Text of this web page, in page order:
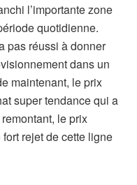
l’importante zone
quotidienne.
pas réussi à donner
dans un
maintenant, le prix
super tendance qui a
le prix
rejet de cette ligne